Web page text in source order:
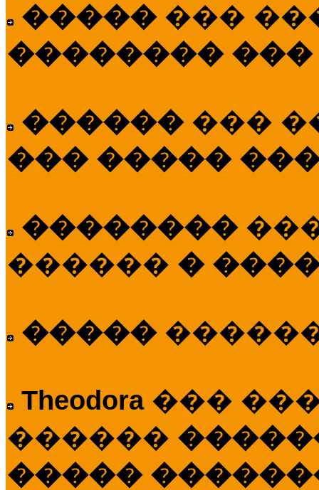
����� ���
��������
������ ���
��� �����
��������
������ �
�����
Theodora ���
������
�����